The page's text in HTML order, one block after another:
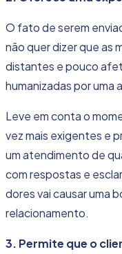
O fato de serem
não quer dizer que as
distantes e pouco
humanizadas por uma
Leve em conta o
vez mais exigentes e
um atendimento de
com respostas e
dores vai causar uma
relacionamento.
3. Permite que o